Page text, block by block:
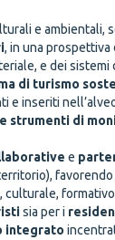
e ambientali,
, in una prospettiva
e dei
di turismo
e inseriti
strumenti di
e
favorendo
sia per i
integrato